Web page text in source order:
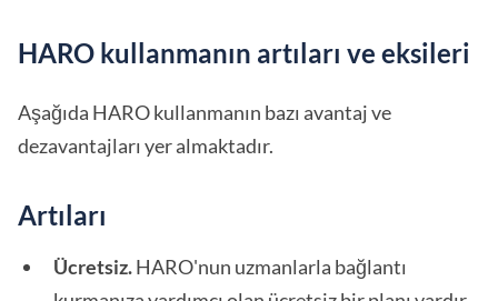
HARO kullanmanın artıları ve eksileri
Aşağıda HARO kullanmanın bazı avantaj ve
dezavantajları yer almaktadır.
Artıları
Ücretsiz.HARO'nun uzmanlarla bağlantı